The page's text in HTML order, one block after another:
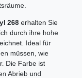
268 erhalten Sie
durch ihre hohe
Ideal für
müssen, wie
Die Farbe ist
Abrieb und